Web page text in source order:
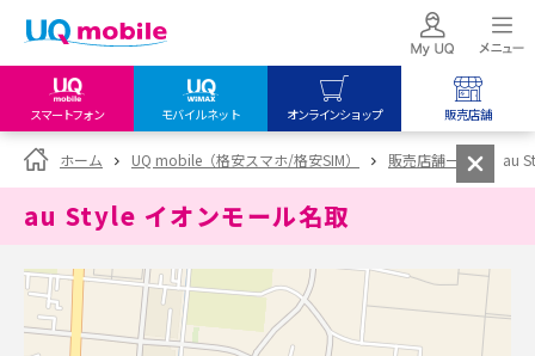
スマートフォン モバイルネット オンラインショップ 販売店舗
my UQ WiMAX
UQ WiMAX ご契約の方
My UQ mobile
UQ mobile
データチャージサイト
UQ mobile
オンラインショップ
UQ WiMAX
UQ mobile
販売店舗
UQ WiMAX
ホーム UQ mobile（格安スマホ/格安SIM） 販売店舗一覧 au
au Style イオンモール名取